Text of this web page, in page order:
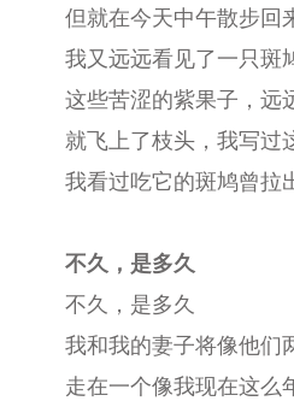
但就在今天中午散步回
我又远远看见了一只斑
这些苦涩的紫果子，远
就飞上了枝头，我写过
我看过吃它的斑鸠曾拉
不久，是多久
不久，是多久
我和我的妻子将像他们
走在一个像我现在这么